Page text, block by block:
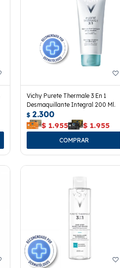
Vichy Purete Thermale 3 En 1
Desmaquillante Integral 200 Ml.
$ 2.300
$ 1.955 $ 1.955